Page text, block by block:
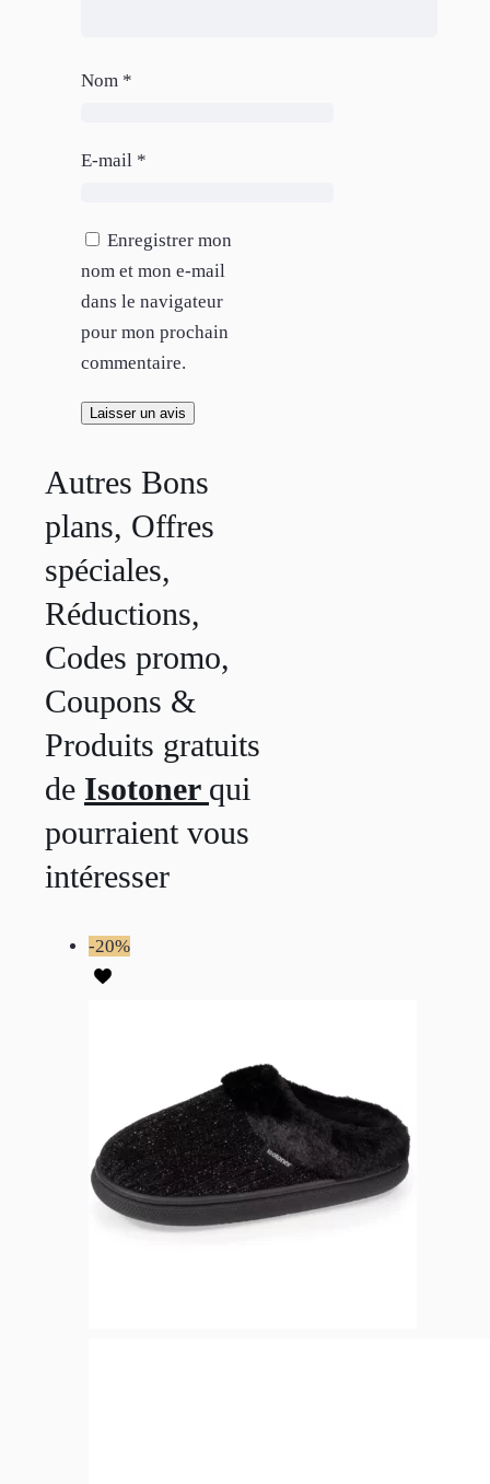
Nom *
E-mail *
Enregistrer mon
nom et mon e-mail
dans le navigateur
pour mon prochain
commentaire.
Autres Bons
plans, Offres
spéciales,
Réductions,
Codes promo,
Coupons &
Produits gratuits
de Isotoner qui
pourraient vous
intéresser
-20%